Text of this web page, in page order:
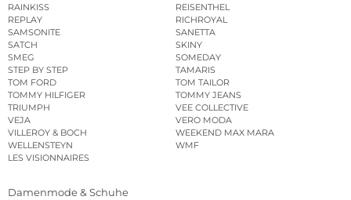
RAINKISS
REISENTHEL
REPLAY
RICHROYAL
SAMSONITE
SANETTA
SATCH
SKINY
SMEG
SOMEDAY
STEP BY STEP
TAMARIS
TOM FORD
TOM TAILOR
TOMMY HILFIGER
TOMMY JEANS
TRIUMPH
VEE COLLECTIVE
VEJA
VERO MODA
VILLEROY & BOCH
WEEKEND MAX MARA
WELLENSTEYN
WMF
LES VISIONNAIRES
Damenmode & Schuhe